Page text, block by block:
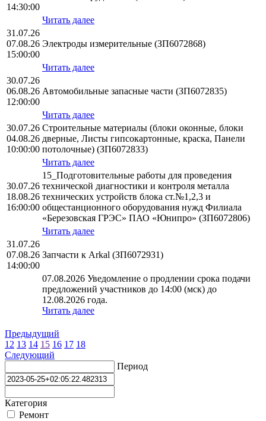
14:30:00
Читать далее
31.07.26
07.08.26
15:00:00
Электроды измерительные (ЗП6072868)
Читать далее
30.07.26
06.08.26
12:00:00
Автомобильные запасные части (ЗП6072835)
Читать далее
30.07.26
04.08.26
10:00:00
Строительные материалы (блоки оконные, блоки
дверные, Листы гипсокартонные, краска, Панели
потолочные) (ЗП6072833)
Читать далее
30.07.26
18.08.26
16:00:00
15_Подготовительные работы для проведения
технической диагностики и контроля металла
технических устройств блока ст.№1,2,3 и
общестанционного оборудования нужд Филиала
«Березовская ГРЭС» ПАО «Юнипро» (ЗП6072806)
Читать далее
31.07.26
07.08.26
14:00:00
Запчасти к Arkal (ЗП6072931)
07.08.2026 Уведомление о продлении срока подачи
предложений участников до 14:00 (мск) до
12.08.2026 года.
Читать далее
Предыдущий
12 13 14 15 16 17 18
Следующий
Период
Категория
Ремонт